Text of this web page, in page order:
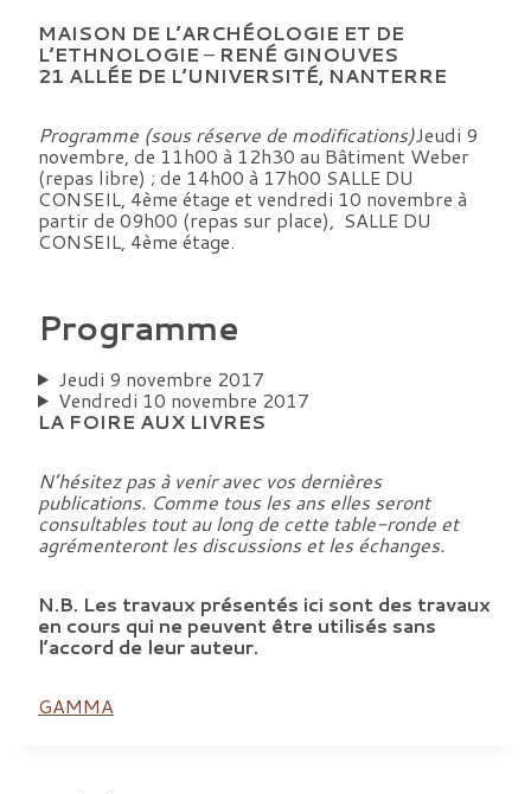
MAISON DE L’ARCHÉOLOGIE ET DE
L’ETHNOLOGIE – RENÉ GINOUVES
21 ALLÉE DE L’UNIVERSITÉ, NANTERRE
Programme (sous réserve de modifications)Jeudi 9
novembre, de 11h00 à 12h30 au Bâtiment Weber
(repas libre) ; de 14h00 à 17h00 SALLE DU
CONSEIL, 4ème étage et vendredi 10 novembre à
partir de 09h00 (repas sur place), SALLE DU
CONSEIL, 4ème étage.
Programme
Jeudi 9 novembre 2017
Vendredi 10 novembre 2017
LA FOIRE AUX LIVRES
N’hésitez pas à venir avec vos dernières
publications. Comme tous les ans elles seront
consultables tout au long de cette table-ronde et
agrémenteront les discussions et les échanges.
N.B. Les travaux présentés ici sont des travaux
en cours qui ne peuvent être utilisés sans
l’accord de leur auteur.
GAMMA